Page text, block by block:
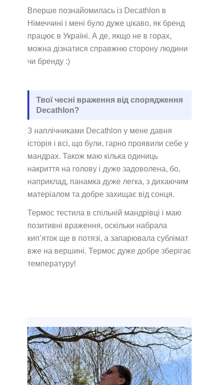
Вперше познайомилась із Decathlon в
Німеччині і мені було дуже цікаво, як бренд
працює в Україні. А де, якщо не в горах,
можна дізнатися справжню сторону людини
чи бренду :)
Твої чесні враження від спорядження
Decathlon?
З наплічниками Decathlon у мене давня
історія і всі, що були, гарно проявили себе у
мандрах. Також маю кілька одиниць
накриття на голову і дуже задоволена, бо,
наприклад, панамка дуже легка, з дихаючим
матеріалом та добре захищає від сонця.
Термос тестила в спільній мандрівці і маю
позитивні враження, оскільки набрала
кип’яток ще в потязі, а запарювала сублімат
вже на вершині. Термос дуже добре зберігає
температуру!